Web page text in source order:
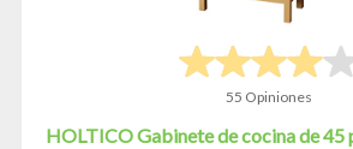
55 Opiniones
HOLTICO Gabinete de cocina de 45